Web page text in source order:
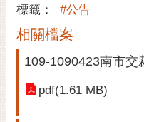
市政資訊
市民互動
標籤： #公告
相關檔案
109-1090423南市交
pdf(1.61 MB)